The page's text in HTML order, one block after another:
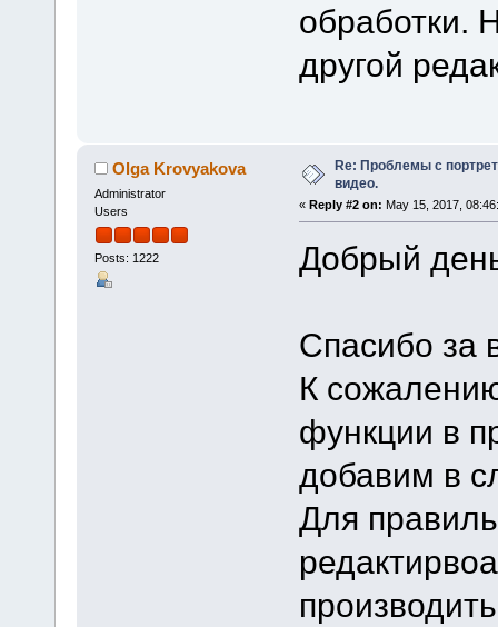
обработки.
другой
Olga Krovyakova
Administrator
Users
Posts: 1222
Re: Проблемы с
видео.
« Reply #2 on: May 15, 2017,
Добрый
Спасибо за
К
функции в
добавим в
Для